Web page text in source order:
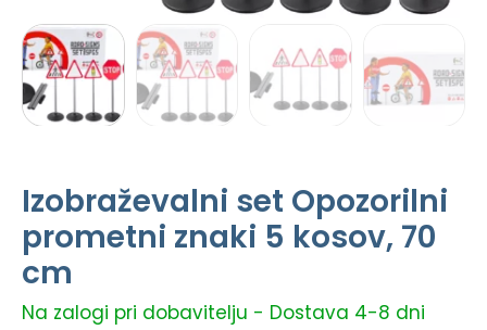
Izobraževalni set Opozorilni
prometni znaki 5 kosov, 70
cm
Na zalogi pri dobavitelju - Dostava 4-8 dni